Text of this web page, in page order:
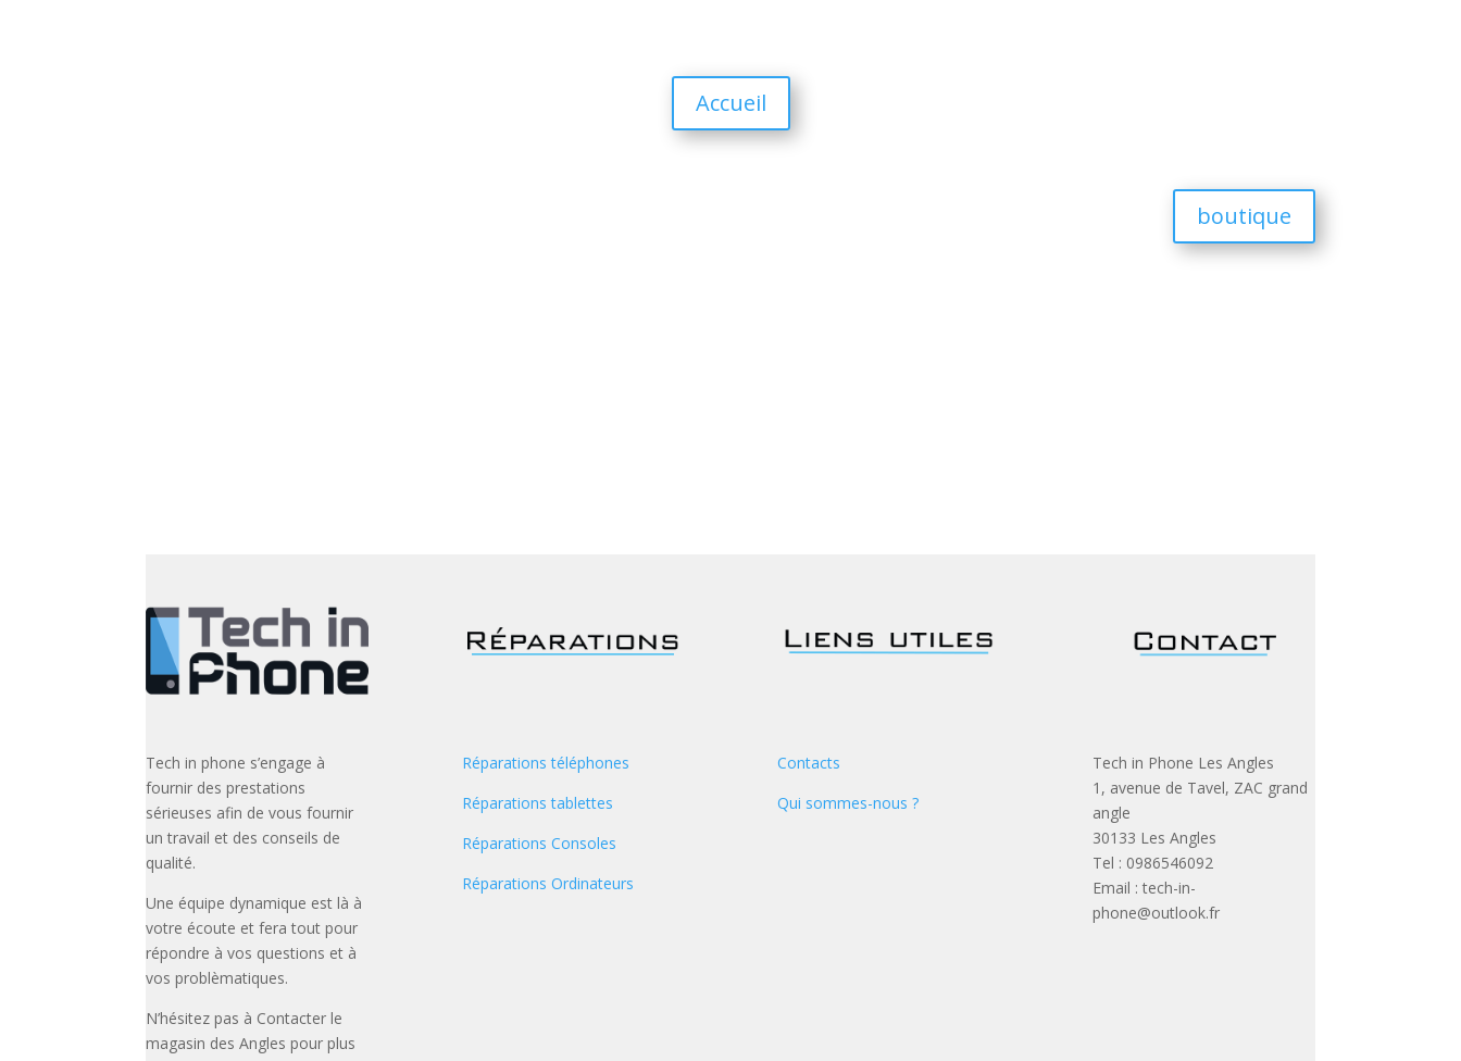
Accueil
boutique
Tech in phone s’engage à
fournir des prestations
sérieuses afin de vous fournir
un travail et des conseils de
qualité.
Une équipe dynamique est là à
votre écoute et fera tout pour
répondre à vos questions et à
vos problèmatiques.
N’hésitez pas à Contacter le
magasin des Angles pour plus
Réparations téléphones
Réparations tablettes
Réparations Consoles
Réparations Ordinateurs
Contacts
Qui sommes-nous ?
Tech in Phone Les Angles
1, avenue de Tavel, ZAC grand
angle
30133 Les Angles
Tel : 0986546092
Email : tech-in-
phone@outlook.fr